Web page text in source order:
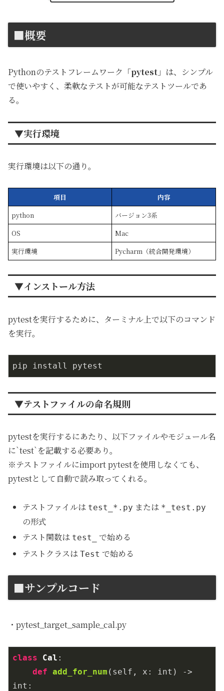
■概要
Pythonのテストフレームワーク「pytest 」は、シンプル
で使いやすく、柔軟なテストが可能なテストツールであ
る。
▼実行環境
実行環境は以下の通り。
項目
内容
python
バージョン3系
OS
Mac
実行環境
Pycharm（統合開発環境）
▼インストール方法
pytestを実行するために、ターミナル上で以下のコマンド
を実行。
pip install pytest
▼テストファイルの命名規則
pytestを実行するにあたり、以下ファイルやモジュール名
に`test`を記載する必要あり。
※テストファイルにimport pytestを使用しなくても、
pytestとして自動で読み取ってくれる。
テストファイルは test_*.py または *_test.py
の形式
テスト関数は test_
で始める
テストクラスはTest で始める
■サンプルコード
・pytest_target_sample_cal.py
class Cal :
def add_for_num (self, x: int)
->
int: